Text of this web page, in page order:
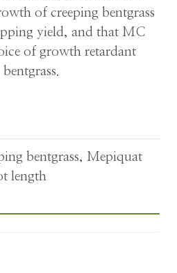
of creeping bentgrass
yield, and that MC
of growth retardant
bentgrass, Mepiquat
length